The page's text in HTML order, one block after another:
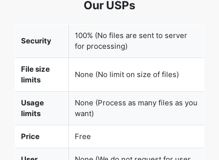
for processing)
limits
None (No limit on size of files)
Usage
limits
None (Process as many files as you
want)
Price Free
User
Information
Captured
None (We do not request for user
information such as email / phone
number)